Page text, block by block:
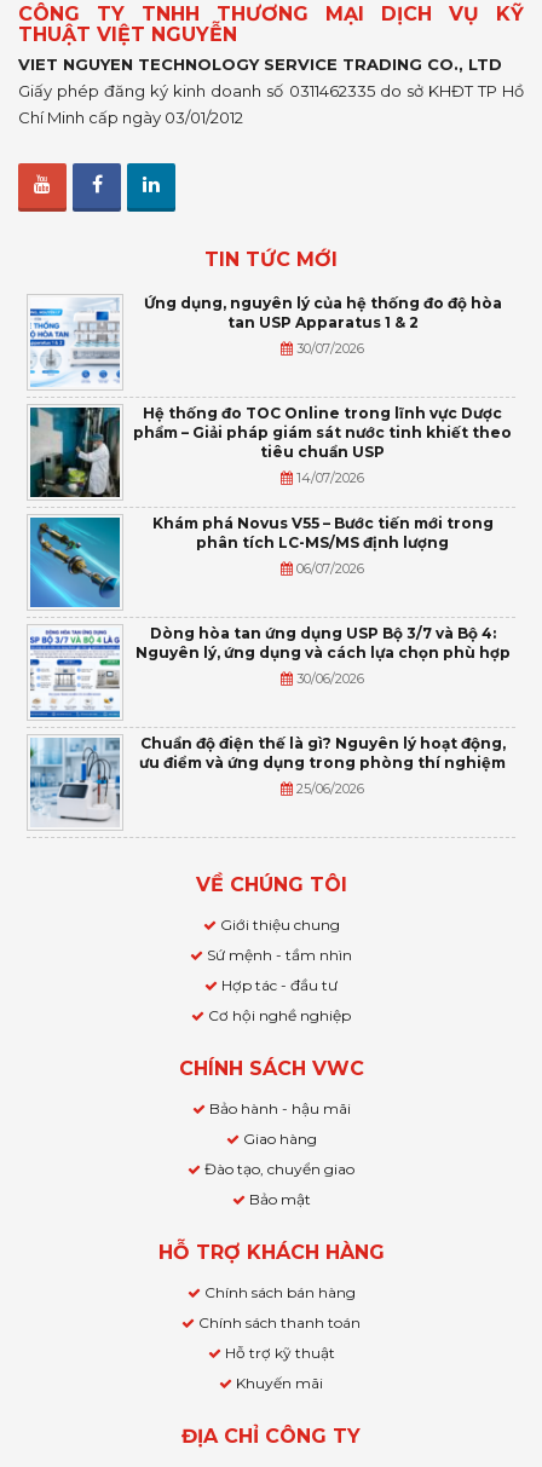
CÔNG TY TNHH THƯƠNG MẠI DỊCH VỤ KỸ
THUẬT VIỆT NGUYỄN
VIET NGUYEN TECHNOLOGY SERVICE TRADING CO., LTD
Giấy phép đăng ký kinh doanh số 0311462335 do sở KHĐT TP Hồ
Chí Minh cấp ngày 03/01/2012
TIN TỨC MỚI
Ứng dụng, nguyên lý của hệ thống đo độ hòa
tan USP Apparatus 1 & 2
30/07/2026
Hệ thống đo TOC Online trong lĩnh vực Dược
phẩm – Giải pháp giám sát nước tinh khiết theo
tiêu chuẩn USP
14/07/2026
Khám phá Novus V55 – Bước tiến mới trong
phân tích LC-MS/MS định lượng
06/07/2026
Dòng hòa tan ứng dụng USP Bộ 3/7 và Bộ 4:
Nguyên lý, ứng dụng và cách lựa chọn phù hợp
30/06/2026
Chuẩn độ điện thế là gì? Nguyên lý hoạt động,
ưu điểm và ứng dụng trong phòng thí nghiệm
25/06/2026
VỀ CHÚNG TÔI
Giới thiệu chung
Sứ mệnh - tầm nhìn
Hợp tác - đầu tư
Cơ hội nghề nghiệp
CHÍNH SÁCH VWC
Bảo hành - hậu mãi
Giao hàng
Đào tạo, chuyển giao
Bảo mật
HỖ TRỢ KHÁCH HÀNG
Chính sách bán hàng
Chính sách thanh toán
Hỗ trợ kỹ thuật
Khuyến mãi
ĐỊA CHỈ CÔNG TY